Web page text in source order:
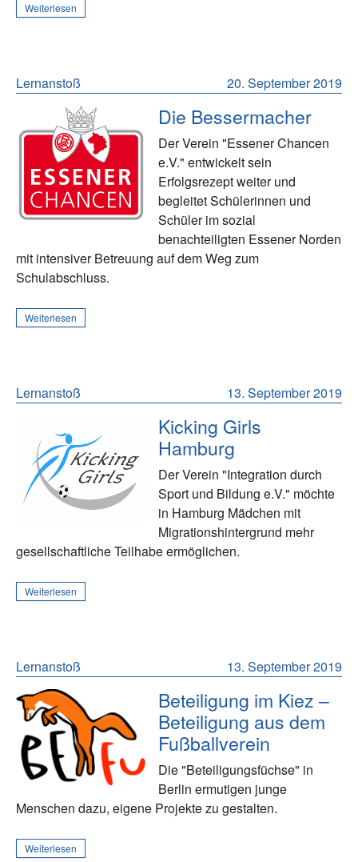
Weiterlesen
20. September 2019
Lernanstoß
Die Bessermacher
Der Verein "Essener Chancen
e.V." entwickelt sein
Erfolgsrezept weiter und
begleitet Schülerinnen und
Schüler im sozial
benachteiligten Essener Norden
mit intensiver Betreuung auf dem Weg zum
Schulabschluss.
Weiterlesen
13. September 2019
Lernanstoß
Kicking Girls
Hamburg
Der Verein "Integration durch
Sport und Bildung e.V." möchte
in Hamburg Mädchen mit
Migrationshintergrund mehr
gesellschaftliche Teilhabe ermöglichen.
Weiterlesen
13. September 2019
Lernanstoß
Beteiligung im Kiez –
Beteiligung aus dem
Fußballverein
Die "Beteiligungsfüchse" in
Berlin ermutigen junge
Menschen dazu, eigene Projekte zu gestalten.
Weiterlesen